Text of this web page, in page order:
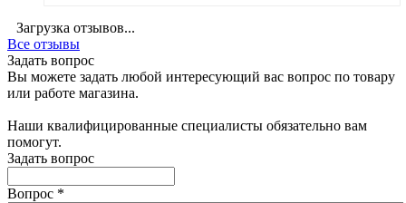
Загрузка отзывов...
Все отзывы
Задать вопрос
Вы можете задать любой интересующий вас вопрос по товару
или работе магазина.
Наши квалифицированные специалисты обязательно вам
помогут.
Задать вопрос
Вопрос *